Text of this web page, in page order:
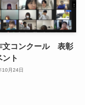
文コンクール 表彰
ト
10月24日